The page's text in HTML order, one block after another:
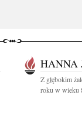
HANNA
Z głębokim
roku w wieku